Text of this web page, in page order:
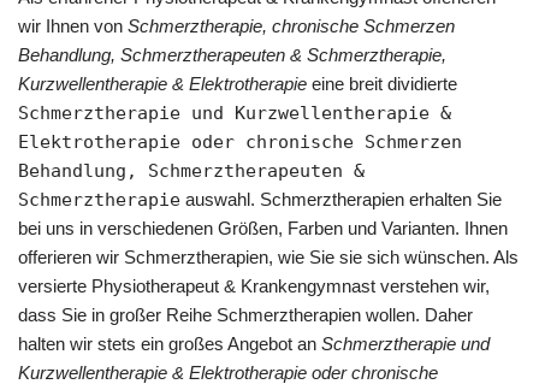
wir Ihnen von Schmerztherapie, chronische Schmerzen
Behandlung, Schmerztherapeuten & Schmerztherapie,
Kurzwellentherapie & Elektrotherapie eine breit dividierte
Schmerztherapie und Kurzwellentherapie &
Elektrotherapie oder chronische Schmerzen
Behandlung, Schmerztherapeuten &
Schmerztherapie auswahl. Schmerztherapien erhalten Sie
bei uns in verschiedenen Größen, Farben und Varianten. Ihnen
offerieren wir Schmerztherapien, wie Sie sie sich wünschen. Als
versierte Physiotherapeut & Krankengymnast verstehen wir,
dass Sie in großer Reihe Schmerztherapien wollen. Daher
halten wir stets ein großes Angebot an Schmerztherapie und
Kurzwellentherapie & Elektrotherapie oder chronische